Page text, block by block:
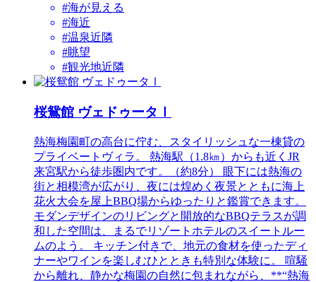
#海が見える
#海近
#温泉近隣
#眺望
#観光地近隣
桜鴛館 ヴェドゥータⅠ
熱海梅園町の高台に佇む、スタイリッシュな一棟貸の
プライベートヴィラ。 熱海駅（1.8㎞）からも近くJR
来宮駅から徒歩圏内です。（約8分） 眼下には熱海の
街と相模湾が広がり、夜には煌めく夜景とともに海上
花火大会を屋上BBQ場からゆったりと鑑賞できます。
モダンデザインのリビングと開放的なBBQテラスが調
和した空間は、まるでリゾートホテルのスイートルー
ムのよう。 キッチン付きで、地元の食材を使ったディ
ナーやワインを楽しむひとときも特別な体験に。 喧騒
から離れ、静かな梅園の自然に包まれながら、**“熱海